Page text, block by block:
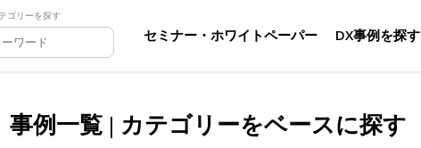
ゴリーを探す
セミナー・ホワイトペーパー DX事例を探す
事例一覧 | カテゴリーをベースに探す